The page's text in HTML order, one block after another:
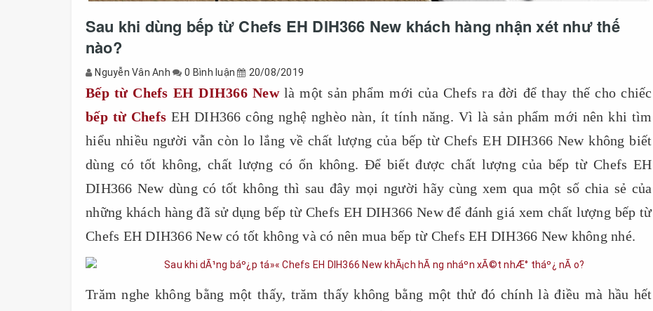
Sau khi dùng bếp từ Chefs EH DIH366 New khách hàng nhận xét như thế
nào?
Nguyễn Vân Anh 0 Bình luận 20/08/2019
Bếp từ Chefs EH DIH366 Newlà một sản phẩm mới của Chefs ra đời để thay thế cho chiếc
bếp từ Chefs EH DIH366 công nghệ nghèo nàn, ít tính năng. Vì là sản phẩm mới nên khi tìm
hiểu nhiều người vẫn còn lo lắng về chất lượng của bếp từ Chefs EH DIH366 New không biết
dùng có tốt không, chất lượng có ổn không. Để biết được chất lượng của bếp từ Chefs EH
DIH366 New dùng có tốt không thì sau đây mọi người hãy cùng xem qua một số chia sẻ của
những khách hàng đã sử dụng bếp từ Chefs EH DIH366 New để đánh giá xem chất lượng bếp từ
Chefs EH DIH366 New có tốt không và có nên mua bếp từ Chefs EH DIH366 New không nhé.
Trăm nghe không bằng một thấy, trăm thấy không bằng một thử đó chính là điều mà hầu hết